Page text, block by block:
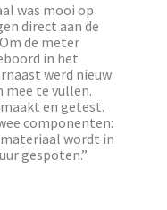
was mooi op
direct aan de
de meter
in het
werd nieuw
mee te vullen.
en getest.
componenten:
wordt in
gespoten.”